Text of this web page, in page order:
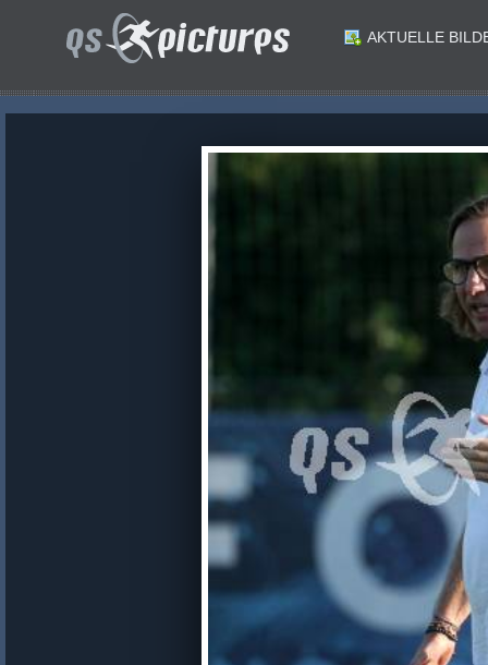
AKTUELLE